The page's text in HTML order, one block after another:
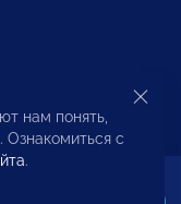
и
нам понять,
Ознакомиться с
.